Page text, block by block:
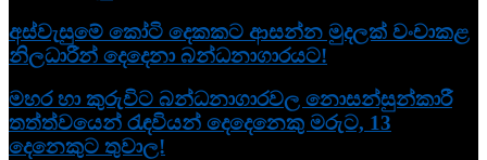
අස්වැසුමේ කෝටි දෙකකට ආසන්න මුදලක් වංචාකළ
නිලධාරීන් දෙදෙනා බන්ධනාගාරයට!
මහර හා කුරුවිට බන්ධනාගාරවල නොසන්සුන්කාරී
තත්ත්වයෙන් රැඳවියන් දෙදෙනෙකු මරුට, 13
දෙනෙකුට තුවාල!